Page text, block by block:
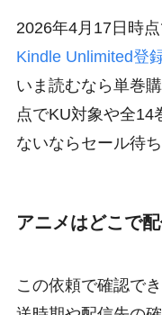
2026年4月17日時
Kindle Unlimited登
いま読むなら単巻
点でKU対象や全14
ないならセール待
アニメはどこで
この依頼で確認で